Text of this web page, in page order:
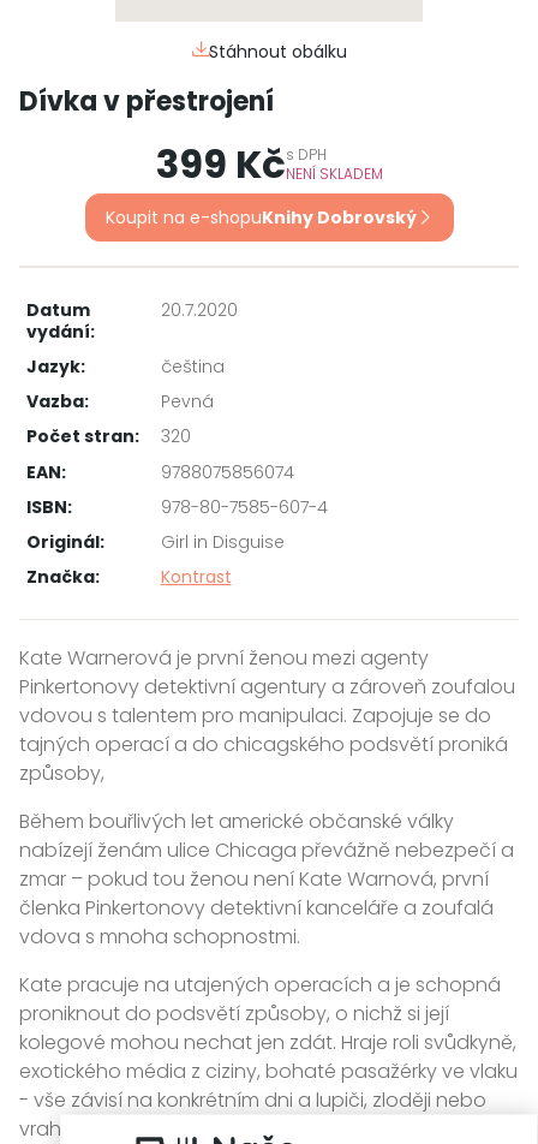
Stáhnout obálku
Dívka v přestrojení
399 Kčs DPH
NENÍ SKLADEM
Koupit na e-shopuKnihy Dobrovský
Datum
vydání:
20.7.2020
Jazyk:
čeština
Vazba:
Pevná
Počet stran:
320
EAN:
9788075856074
ISBN:
978-80-7585-607-4
Originál:
Girl in Disguise
Značka:
Kontrast
Kate Warnerová je první ženou mezi agenty
Pinkertonovy detektivní agentury a zároveň zoufalou
vdovou s talentem pro manipulaci. Zapojuje se do
tajných operací a do chicagského podsvětí proniká
způsoby,
Během bouřlivých let americké občanské války
nabízejí ženám ulice Chicaga převážně nebezpečí a
zmar – pokud tou ženou není Kate Warnová, první
členka Pinkertonovy detektivní kanceláře a zoufalá
vdova s mnoha schopnostmi.
Kate pracuje na utajených operacích a je schopná
proniknout do podsvětí způsoby, o nichž si její
kolegové mohou nechat jen zdát. Hraje roli svůdkyně,
exotického média z ciziny, bohaté pasažérky ve vlaku
- vše závisí na konkrétním dni a lupiči, zloději nebo
vrahovi, na kterého má právě políčeno.